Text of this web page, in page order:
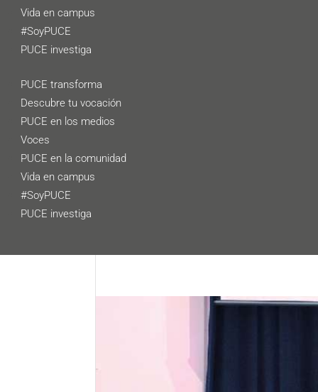
Vida en campus
#SoyPUCE
PUCE investiga
PUCE transforma
Descubre tu vocación
PUCE en los medios
Voces
PUCE en la comunidad
Vida en campus
#SoyPUCE
PUCE investiga